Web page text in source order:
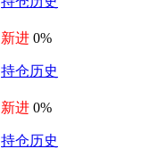
新进 0%
持仓历史
新进 0%
持仓历史